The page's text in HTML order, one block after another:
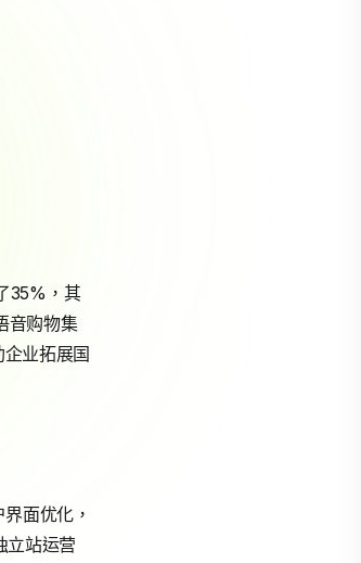
35%，其
音购物集
业拓展国
面优化，
立站运营